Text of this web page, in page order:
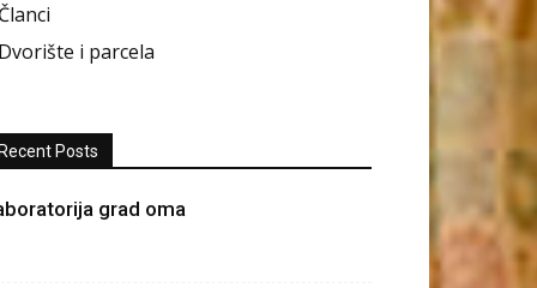
i parcela
Posts
grad oma